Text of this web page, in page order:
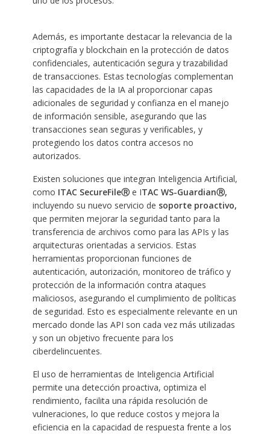
Además, es importante destacar la relevancia de la
criptografía y blockchain en la protección de datos
confidenciales, autenticación segura y trazabilidad
de transacciones. Estas tecnologías complementan
las capacidades de la IA al proporcionar capas
adicionales de seguridad y confianza en el manejo
de información sensible, asegurando que las
transacciones sean seguras y verificables, y
protegiendo los datos contra accesos no
autorizados.
Existen soluciones que integran Inteligencia Artificial,
como ITAC SecureFileⓇe ITAC WS-GuardianⓇ,
incluyendo su nuevo servicio de soporte proactivo,
que permiten mejorar la seguridad tanto para la
transferencia de archivos como para las APIs y las
arquitecturas orientadas a servicios. Estas
herramientas proporcionan funciones de
autenticación, autorización, monitoreo de tráfico y
protección de la información contra ataques
maliciosos, asegurando el cumplimiento de políticas
de seguridad. Esto es especialmente relevante en un
mercado donde las API son cada vez más utilizadas
y son un objetivo frecuente para los
ciberdelincuentes.
El uso de herramientas de Inteligencia Artificial
permite una detección proactiva, optimiza el
rendimiento, facilita una rápida resolución de
vulneraciones, lo que reduce costos y mejora la
eficiencia en la capacidad de respuesta frente a los